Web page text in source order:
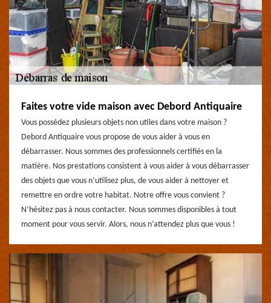
Faites votre vide maison avec Debord Antiquaire
Vous possédez plusieurs objets non utiles dans votre maison ?
Debord Antiquaire vous propose de vous aider à vous en
débarrasser. Nous sommes des professionnels certifiés en la
matière. Nos prestations consistent à vous aider à vous débarrasser
des objets que vous n’utilisez plus, de vous aider à nettoyer et
remettre en ordre votre habitat. Notre offre vous convient ?
N’hésitez pas à nous contacter. Nous sommes disponibles à tout
moment pour vous servir. Alors, nous n’attendez plus que vous !